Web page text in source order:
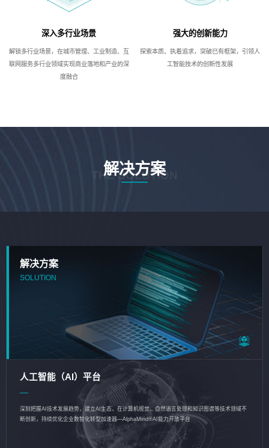
深入多行业场景
解锁多行业场景，在城市管理、工业制造、互
联网服务多行业领域实现商业落地和产业的深
度融合
强大的创新能力
探索本质、执着追求，突破已有框架，引领人
工智能技术的创新性发展
解决方案
THE SOLUTION
解决方案
SOLUTION
人工智能（AI）平台
深刻把握AI技术发展趋势，建立AI生态，在计算机视觉、自然语言处理和知识图谱等技术领域不
断创新，持续优化企业数智化转型加速器—AlphaMind®AI能力开放平台